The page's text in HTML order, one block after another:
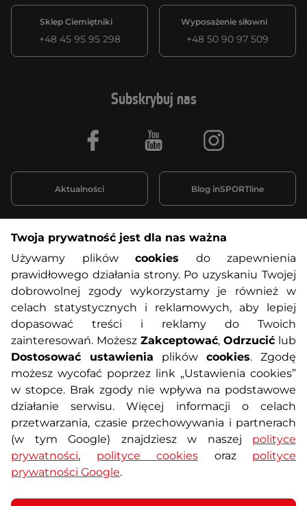
Sklep Ciemiętniki
+48 45 95 95 298
Wyposażenie siłowni
+48 50 90 97 509
Informacje o zakupach
O nas Regulamin sklepu
Polityka prywatności Koszty przesyłek
Metody płatności Program lojalnościowy
Usługi dodatkowe Reklamacje i serwis
Formularz kontaktowy Wyposażenie siłowni
Subskrybuj nas
Aktualności Blog inSPORTline
Facebook Youtube Instagram
Twoja prywatność jest dla nas ważna
Używamy plików cookies do zapewnienia
prawidłowego działania strony. Po uzyskaniu Twojej
dobrowolnej zgody wykorzystamy je również w
celach statystycznych i reklamowych, aby lepiej
dopasować treści i reklamy do Twoich
zainteresowań. Możesz Zakceptować, Odrzucić lub
Dostosować ustawienia plików cookies. Zgodę
możesz wycofać poprzez link „Ustawienia cookies”
w stopce. Brak zgody nie wpływa na podstawowe
działanie serwisu. Więcej informacji o celach
przetwarzania, czasie przechowywania i partnerach
(w tym Google) znajdziesz w naszej polityce
prywatności, polityce cookies oraz polityce
prywatności Google.